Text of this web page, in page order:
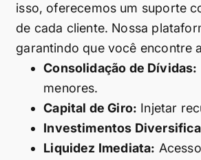
isso, oferecemos um suporte
de cada cliente. Nossa
garantindo que você encontre
Consolidação de Dívidas:
menores.
Capital de Giro: Injetar
Investimentos
Liquidez Imediata: